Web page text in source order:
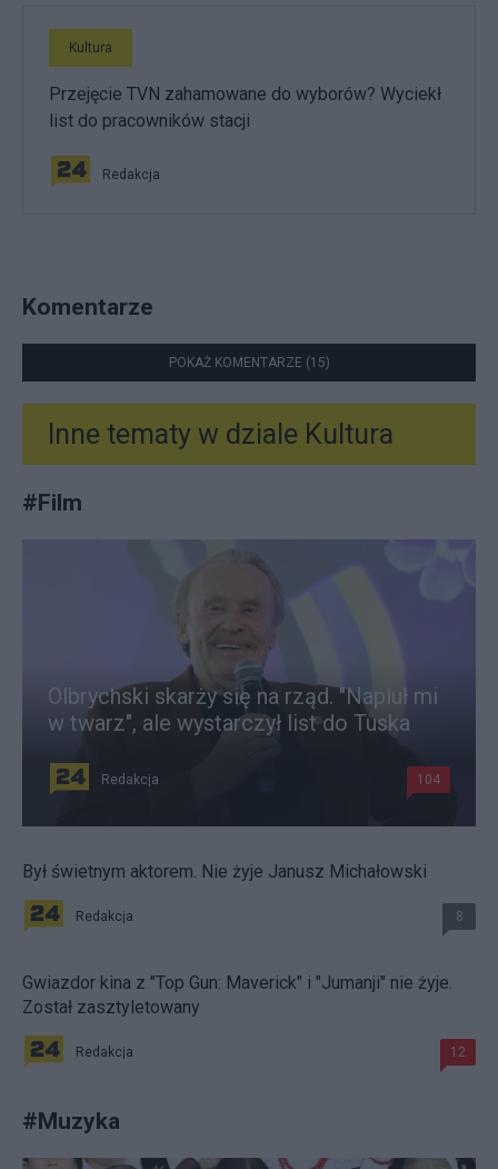
Kultura
Przejęcie TVN zahamowane do wyborów? Wyciekł
list do pracowników stacji
Redakcja
Komentarze
POKAŻ KOMENTARZE (15)
Inne tematy w dziale Kultura
#Film
Olbrychski skarży się na rząd. "Napluł mi
w twarz", ale wystarczył list do Tuska
Redakcja 104
Był świetnym aktorem. Nie żyje Janusz Michałowski
Redakcja 8
Gwiazdor kina z "Top Gun: Maverick" i "Jumanji" nie żyje.
Został zasztyletowany
Redakcja 12
#Muzyka